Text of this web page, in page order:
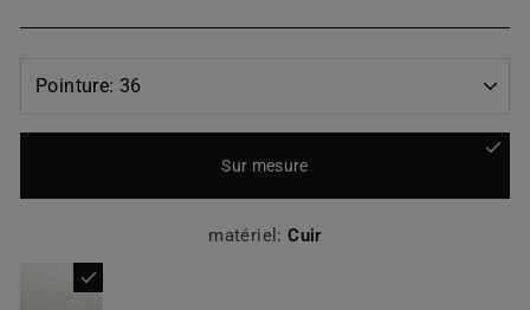
Sur mesure
matériel:Cuir